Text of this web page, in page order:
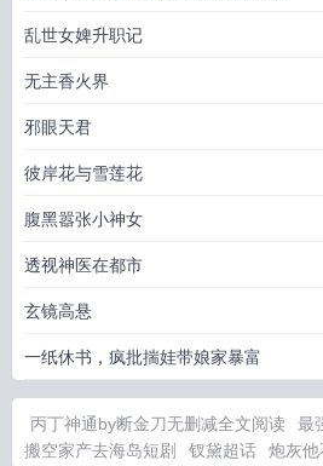
乱世女婢升职记
无主香火界
邪眼天君
彼岸花与雪莲花
腹黑嚣张小神女
透视神医在都市
玄镜高悬
一纸休书，疯批揣娃带娘家暴富
丙丁神通by断金刀无删减全文阅读 最
搬空家产去海岛短剧
钗黛超话 炮灰他